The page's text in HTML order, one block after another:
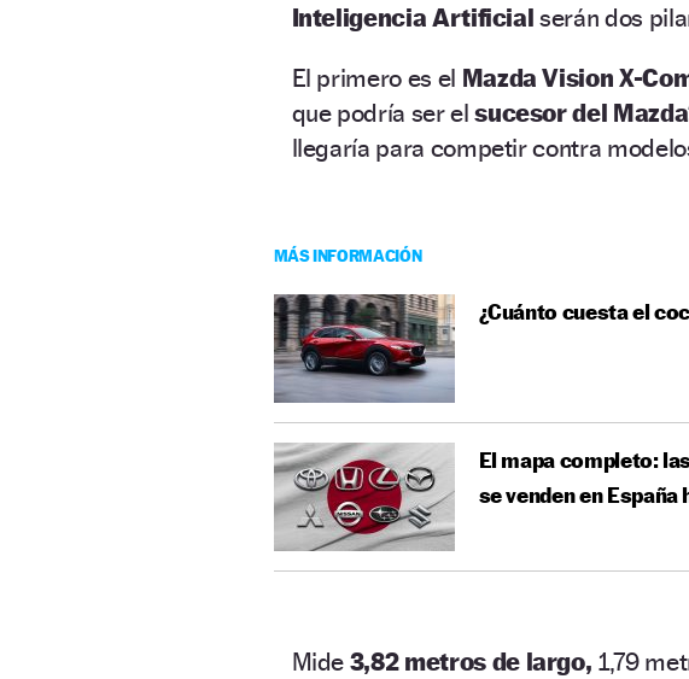
Inteligencia Artificialserán dos
El primero es el Mazda Vision X-
que podría ser elsucesor del
llegaría para competir contra
MÁS INFORMACIÓN
¿Cuánto cuesta el
El mapa completo:
se venden en España
Mide 3,82 metros de largo, 1,79